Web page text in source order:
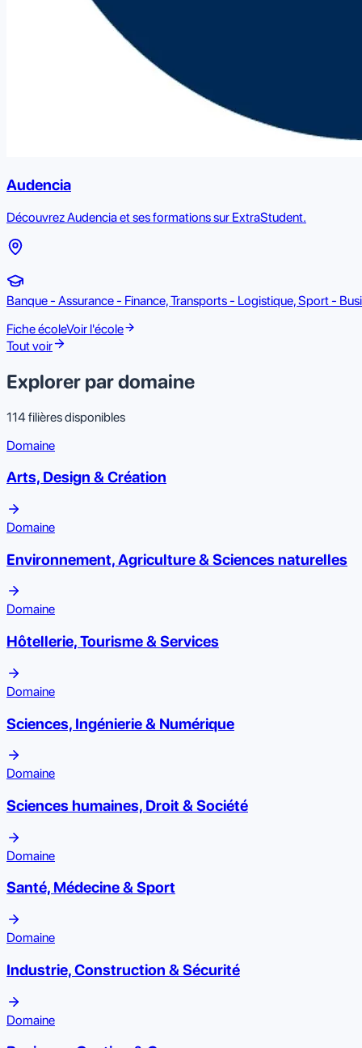
Audencia
Découvrez Audencia et ses formations sur ExtraStudent.
Banque - Assurance - Finance, Transports - Logistique, Sport -
Fiche écoleVoir l'école
Tout voir
Explorer par domaine
114filières disponibles
Domaine
Arts, Design & Création
Domaine
Environnement, Agriculture & Sciences naturelles
Domaine
Hôtellerie, Tourisme & Services
Domaine
Sciences, Ingénierie & Numérique
Domaine
Sciences humaines, Droit & Société
Domaine
Santé, Médecine & Sport
Domaine
Industrie, Construction & Sécurité
Domaine